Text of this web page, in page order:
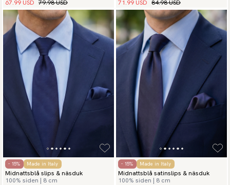
67.99 USD 79.98 USD
71.99 USD 84.98 USD
- 15% Made in Italy
Midnattsblå slips & näsduk
100% siden | 8 cm
- 15% Made in Italy
Midnattsblå satinslips & näsduk
100% siden | 8 cm